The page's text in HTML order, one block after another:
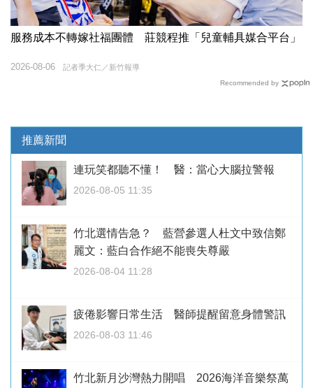
服務成本不轉嫁社福團體 莊競程推「兒童輔具媒合平台」
記者季大仁／新竹報導
2026-08-06
Recommended by
推薦新聞
連玩笑都聽不懂！ 醫：當心大腦拉警報
2026-08-05 11:35
竹北選情告急？ 藍營參選人杜文中致信鄭
麗文：藍白合作絕不能喪失尊嚴
2026-08-04 11:28
疲倦影響日常生活 醫師提醒留意身體警訊
2026-08-03 11:46
竹北新月沙灣熱力開唱 2026海洋音樂祭萬